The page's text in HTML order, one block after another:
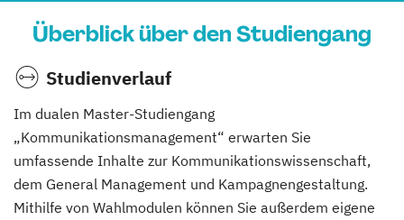
Überblick über den Studiengang
Studienverlauf
Im dualen Master-Studiengang
„Kommunikationsmanagement“ erwarten Sie
umfassende Inhalte zur Kommunikationswissenschaft,
dem General Management und Kampagnengestaltung.
Mithilfe von Wahlmodulen können Sie außerdem eigene